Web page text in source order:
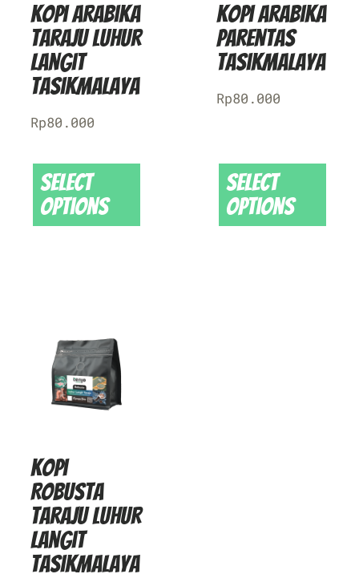
Kopi Arabika
Taraju Luhur
Langit
Tasikmalaya
Rp80.000
Select
options
Kopi Arabika
Parentas
Tasikmalaya
Rp80.000
Select
options
Kopi
Robusta
Taraju Luhur
Langit
Tasikmalaya